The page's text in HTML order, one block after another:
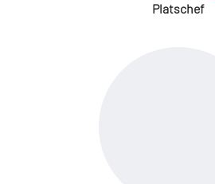
Platschef